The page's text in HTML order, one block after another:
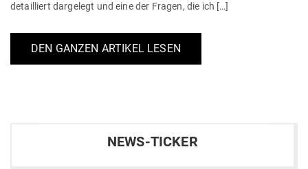
detail­liert dar­gelegt und eine der Fragen, die ich […]
DEN GANZEN ARTIKEL LESEN
NEWS-TICKER